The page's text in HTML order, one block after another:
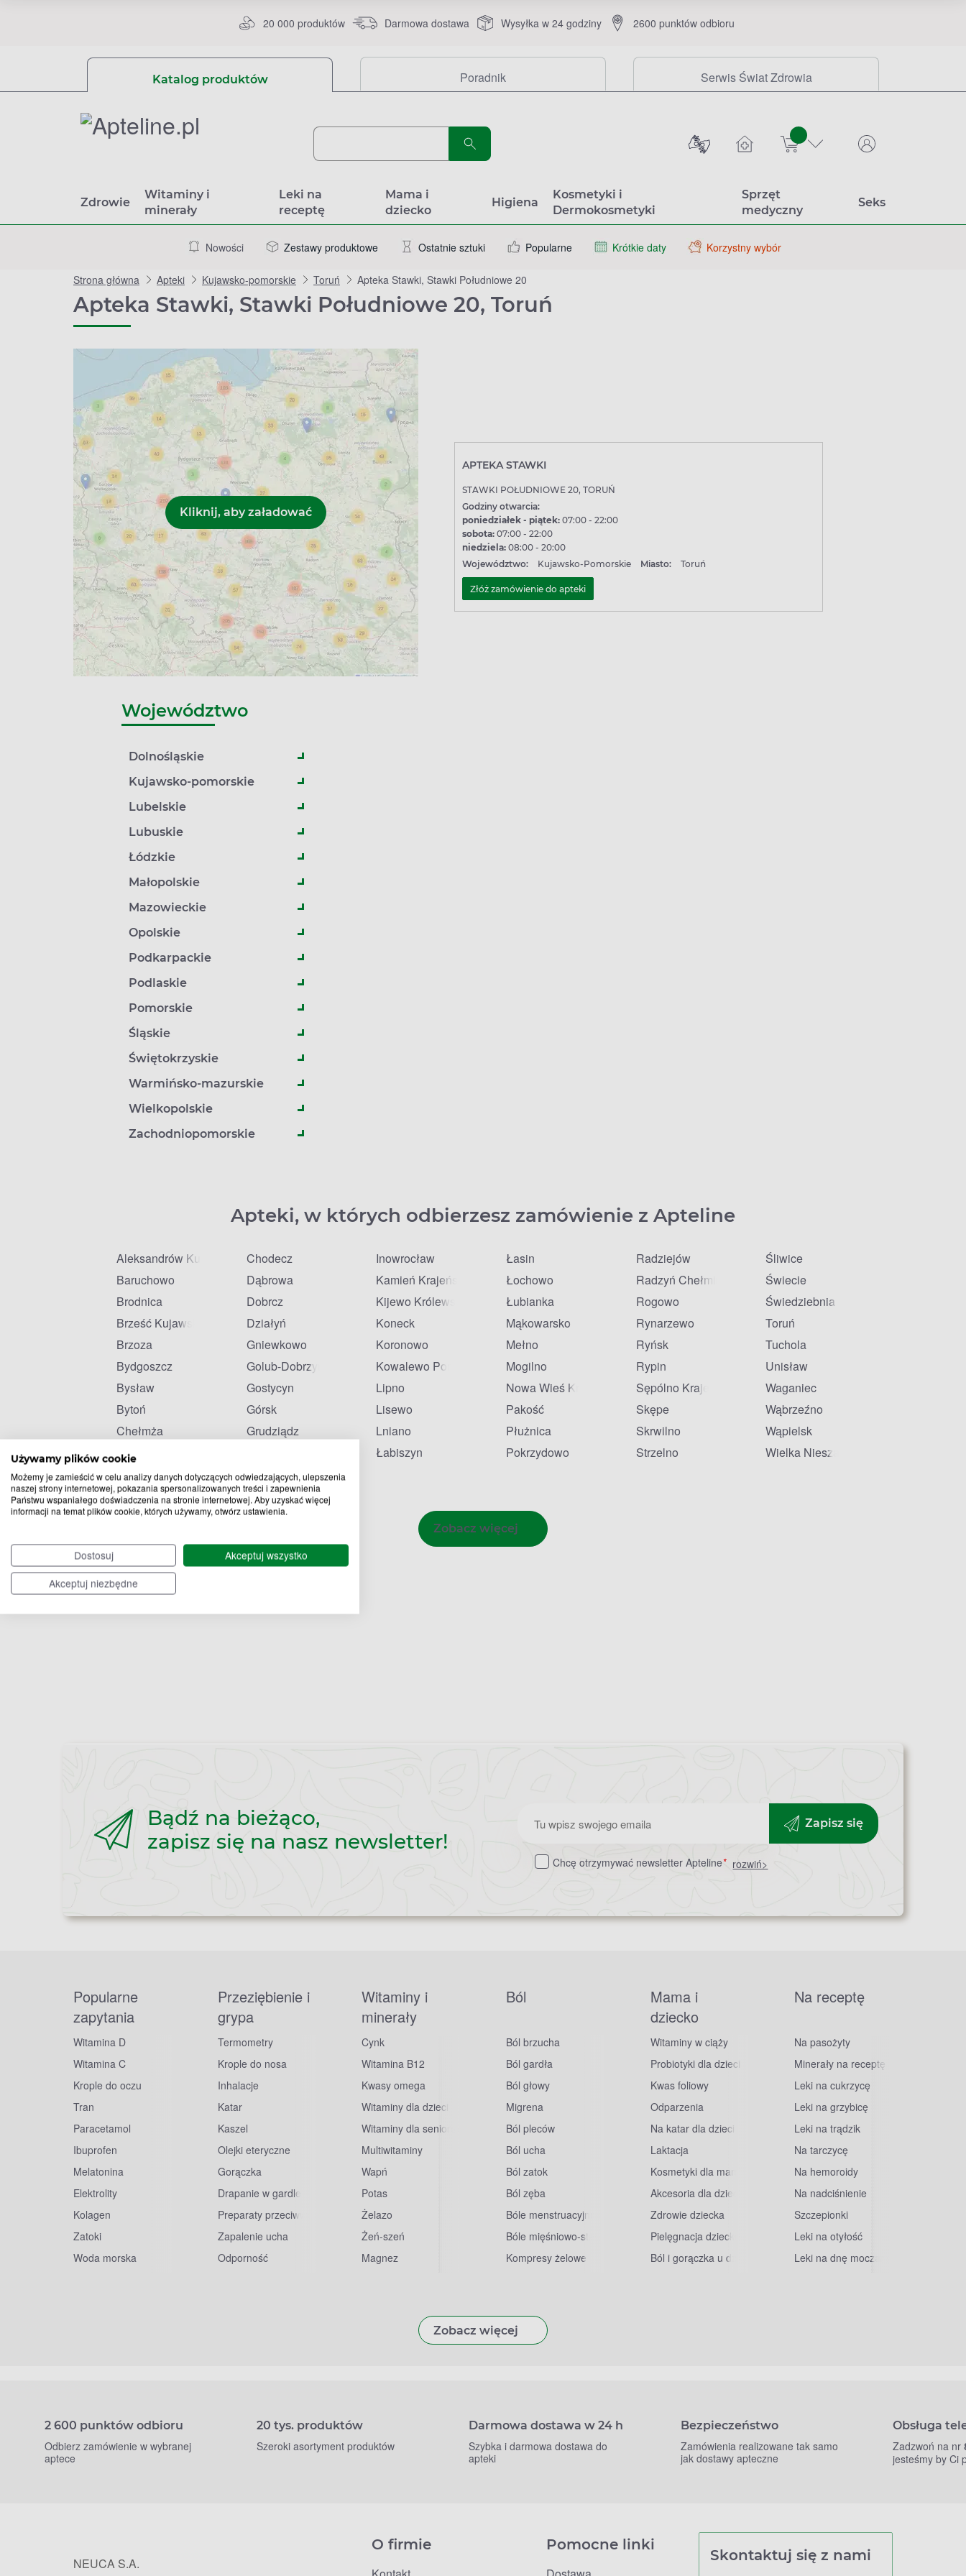
Używamy plików cookie
Możemy je zamieścić w celu analizy danych dotyczących odwiedzających, ulepszenia
naszej strony internetowej, pokazania spersonalizowanych treści i zapewnienia
Państwu wspaniałego doświadczenia na stronie internetowej. Aby uzyskać więcej
informacji na temat plików cookie, których używamy, otwórz ustawienia.
Dostosuj
Akceptuj wszystko
Akceptuj niezbędne
20 000 produktów Darmowa dostawa Wysyłka w 24 godziny 2600 punktów odbioru
Katalog produktów Poradnik Serwis Świat Zdrowia
sztuk
Zdrowie
Witaminy i
minerały
Leki na
receptę
Mama i
dziecko
Higiena
Kosmetyki i
Dermokosmetyki
Sprzęt
medyczny
Seks
Nowości Zestawy produktowe Ostatnie sztuki Popularne Krótkie daty Korzystny wybór
Strona główna Apteki Kujawsko-pomorskie Toruń Apteka Stawki, Stawki Południowe 20
Apteka Stawki, Stawki Południowe 20, Toruń
APTEKA STAWKI
STAWKI POŁUDNIOWE 20, TORUŃ
Godziny otwarcia:
poniedziałek - piątek: 07:00 - 22:00
sobota: 07:00 - 22:00
niedziela: 08:00 - 20:00
Województwo:
Kujawsko-Pomorskie Miasto: Toruń
Złóż zamówienie do apteki
Województwo
Dolnośląskie
Kujawsko-pomorskie
Lubelskie
Lubuskie
Łódzkie
Małopolskie
Mazowieckie
Opolskie
Podkarpackie
Podlaskie
Pomorskie
Śląskie
Świętokrzyskie
Warmińsko-mazurskie
Wielkopolskie
Zachodniopomorskie
Apteki, w których odbierzesz zamówienie z Apteline
Aleksandrów Kujawski
Baruchowo
Brodnica
Brześć Kujawski
Brzoza
Bydgoszcz
Bysław
Bytoń
Chełmża
Choceń
Chodecz
Dąbrowa
Dobrcz
Działyń
Gniewkowo
Golub-Dobrzyń
Gostycyn
Górsk
Grudziądz
Inowrocław
Kamień Krajeński
Kijewo Królewskie
Koneck
Koronowo
Kowalewo Pomorskie
Lipno
Lisewo
Lniano
Łabiszyn
Łasin
Łochowo
Łubianka
Mąkowarsko
Mełno
Mogilno
Nowa Wieś Królewska
Pakość
Płużnica
Pokrzydowo
Radziejów
Radzyń Chełmiński
Rogowo
Rynarzewo
Ryńsk
Rypin
Sępólno Krajeńskie
Skępe
Skrwilno
Strzelno
Śliwice
Świecie
Świedziebnia
Toruń
Tuchola
Unisław
Waganiec
Wąbrzeźno
Wąpielsk
Wielka Nieszawka
Zobacz więcej
Bądź na bieżąco,
zapisz się na nasz newsletter!
Zapisz
do
Zapisz się
Chcę otrzymywać newsletter Apteline* rozwiń>
Popularne
zapytania
Witamina D
Witamina C
Krople do oczu
Tran
Paracetamol
Ibuprofen
Melatonina
Elektrolity
Kolagen
Zatoki
Woda morska
Przeziębienie i
grypa
Termometry
Krople do nosa
Inhalacje
Katar
Kaszel
Olejki eteryczne
Gorączka
Drapanie w gardle
Preparaty przeciwwirusowe
Zapalenie ucha
Odporność
Witaminy i
minerały
Cynk
Witamina B12
Kwasy omega
Witaminy dla dzieci
Witaminy dla seniorów
Multiwitaminy
Wapń
Potas
Żelazo
Żeń-szeń
Magnez
Ból
Ból brzucha
Ból gardła
Ból głowy
Migrena
Ból pleców
Ból ucha
Ból zatok
Ból zęba
Bóle menstruacyjne
Bóle mięśniowo-stawowe
Kompresy żelowe
Mama i
dziecko
Witaminy w ciąży
Probiotyki dla dzieci
Kwas foliowy
Odparzenia
Na katar dla dzieci
Laktacja
Kosmetyki dla mam
Akcesoria dla dzieci
Zdrowie dziecka
Pielęgnacja dziecka
Ból i gorączka u dzieci
Na receptę
Na pasożyty
Minerały na receptę
Leki na cukrzycę
Leki na grzybicę
Leki na trądzik
Na tarczycę
Na hemoroidy
Na nadciśnienie
Szczepionki
Leki na otyłość
Leki na dnę moczanową
Zobacz więcej
2 600 punktów odbioru
Odbierz zamówienie w wybranej
aptece
20 tys. produktów
Szeroki asortyment produktów
Darmowa dostawa w 24 h
Szybka i darmowa dostawa do
apteki
Bezpieczeństwo
Zamówienia realizowane tak samo
jak dostawy apteczne
Obsługa
Zadzwoń na nr
jesteśmy by Ci
NEUCA S.A.
O firmie Pomocne linki
Skontaktuj się z nami